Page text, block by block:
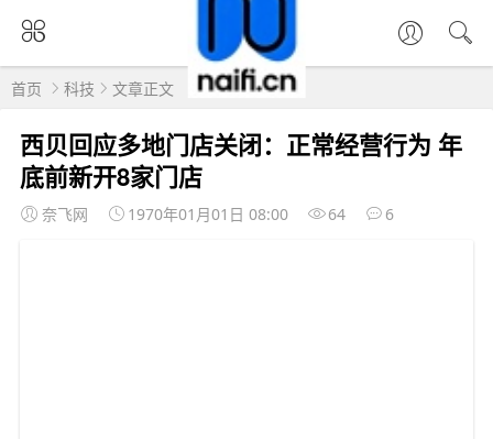
首页 科技 文章正文
西贝回应多地门店关闭：正常经营行为 年
底前新开8家门店
奈飞网 1970年01月01日 08:00 64 6